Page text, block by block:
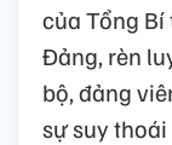
của Tổng
Đảng, rèn
bộ, đảng
sự suy